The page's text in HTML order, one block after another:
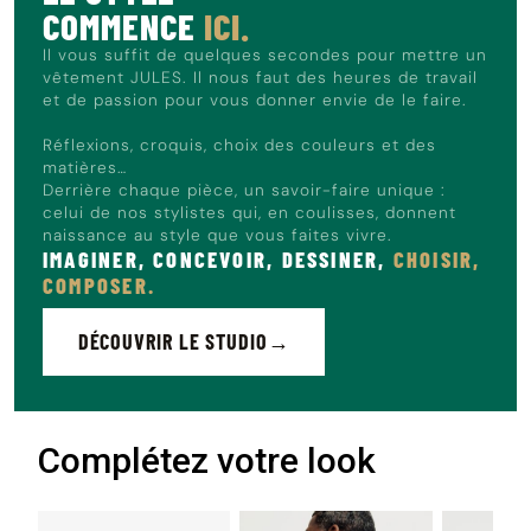
COMMENCE ICI.
Il vous suffit de quelques secondes pour mettre un
vêtement JULES. Il nous faut des heures de travail
et de passion pour vous donner envie de le faire.
Réflexions, croquis, choix des couleurs et des
matières…
Derrière chaque pièce, un savoir-faire unique :
celui de nos stylistes qui, en coulisses, donnent
naissance au style que vous faites vivre.
IMAGINER, CONCEVOIR, DESSINER, CHOISIR,
COMPOSER.
DÉCOUVRIR LE STUDIO
Complétez votre look